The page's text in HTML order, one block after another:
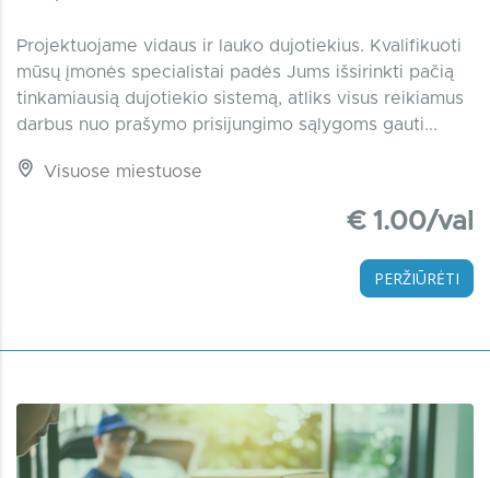
Projektuojame vidaus ir lauko dujotiekius. Kvalifikuoti
mūsų įmonės specialistai padės Jums išsirinkti pačią
tinkamiausią dujotiekio sistemą, atliks visus reikiamus
darbus nuo prašymo prisijungimo sąlygoms gauti...
Visuose miestuose
€ 1.00/val
PERŽIŪRĖTI